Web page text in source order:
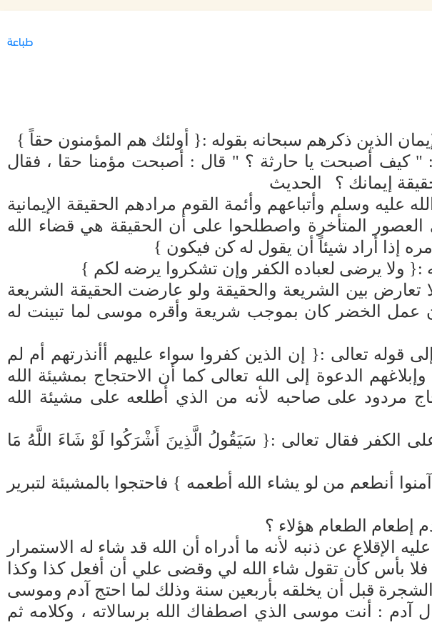
طباعة
الذين ذكرهم سبحانه بقوله :{ أولئك هم المؤمنون حقاً }
: " كيف أصبحت يا حارثة ؟ " قال : أصبحت مؤمنا حقا ، فقال
إيمانك ؟ الحديث
وسلم وأتباعهم وأئمة القوم مرادهم الحقيقة الإيمانية
المتأخرة واصطلحوا على أن الحقيقة هي قضاء الله
أمره إذا أراد شيئاً أن يقول له كن فيكون }
:{ ولا يرضى لعباده الكفر وإن تشكروا يرضه لكم }
تعارض بين الشريعة والحقيقة ولو عارضت الحقيقة الشريعة
الخضر كان بموجب شريعة وأقره موسى لما تبينت له
قوله تعالى :{ إن الذين كفروا سواء عليهم أأنذرتهم أم لم
الدعوة إلى الله تعالى كما أن الاحتجاج بمشيئة الله
مردود على صاحبه لأنه من الذي أطلعه على مشيئة الله
الكفر فقال تعالى :{ سَيَقُولُ الَّذِينَ أَشْرَكُوا لَوْ شَاءَ اللَّهُ مَا
أنطعم من لو يشاء الله أطعمه } فاحتجوا بالمشيئة لتبرير
إطعام الطعام هؤلاء ؟
عن ذنبه لأنه ما أدراه أن الله قد شاء له الاستمرار
بأس كأن تقول شاء الله لي وقضى علي أن أفعل كذا وكذا
قبل أن يخلقه بأربعين سنة وذلك لما احتج آدم وموسى
آدم : أنت موسى الذي اصطفاك الله برسالاته ، وكلامه ثم